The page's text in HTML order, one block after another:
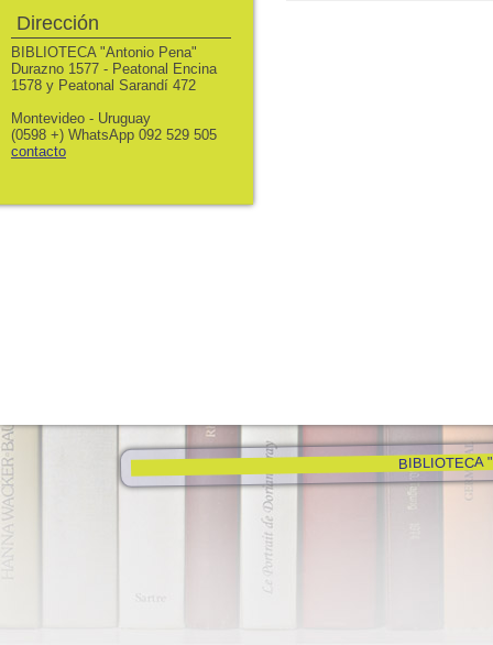
BIBLIOTECA
Dirección
BIBLIOTECA "Antonio Pena"
Durazno 1577 - Peatonal Encina
1578 y Peatonal Sarandí 472
Montevideo - Uruguay
(0598 +) WhatsApp 092 529 505
contacto